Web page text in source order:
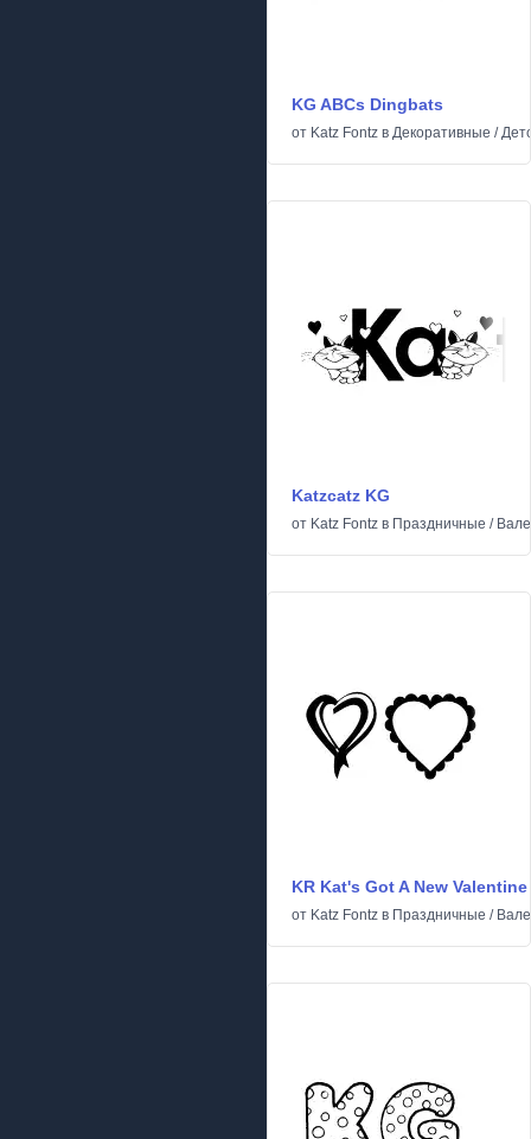
KG ABCs Dingbats
от Katz Fontz в Декоративные /
Katzcatz KG
от Katz Fontz в Праздничные /
KR Kat's Got A New Valentine
от Katz Fontz в Праздничные /